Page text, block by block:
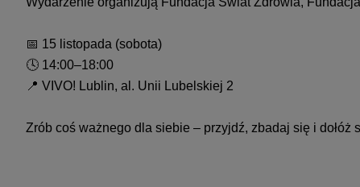
📅 15 listopada (sobota)
🕓 14:00–18:00
📍 VIVO! Lublin, al. Unii Lubelskiej 2
Zrób coś ważnego dla siebie – przyjdź, zbadaj się i dołóż